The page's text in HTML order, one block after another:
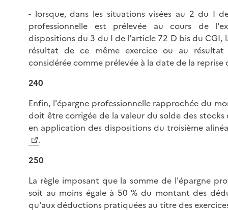
- lorsque, dans les situations visées au 2 du I
professionnelle est prélevée au cours de
dispositions du 3 du I de l'article 72 D bis du CGI,
résultat de ce même exercice ou au
considérée comme prélevée à la date de la reprise
240
Enfin, l'épargne professionnelle rapprochée du
doit être corrigée de la valeur du solde des
en application des dispositions du troisième
.
250
La règle imposant que la somme de l'épargne
soit au moins égale à 50 % du montant des
qu'aux déductions pratiquées au titre des